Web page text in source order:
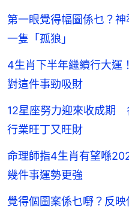
第一眼覺得幅圖係乜？
一隻「孤狼」
4生肖下半年繼續行大
對這件事勁吸財
12星座努力迎來收成期
行業旺丁又旺財
命理師指4生肖有望喺
幾件事運勢更強
覺得個圖案係乜嘢？反